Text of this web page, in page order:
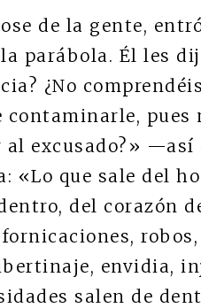
de la gente,
parábola. Él les
¿No
contaminarle,
excusado?» —así
«Lo que sale del
del corazón
envidia,
salen de